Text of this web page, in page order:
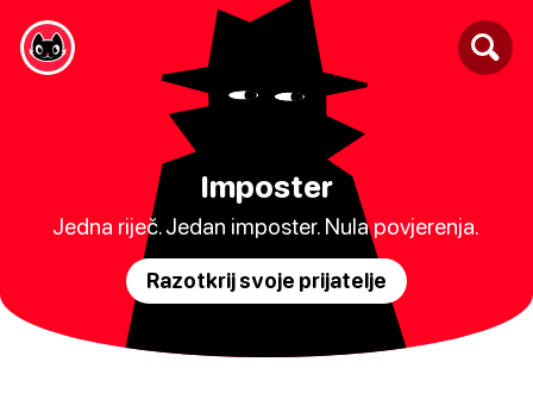
Imposter
Jedna riječ. Jedan imposter. Nula povjerenja.
Razotkrij svoje prijatelje